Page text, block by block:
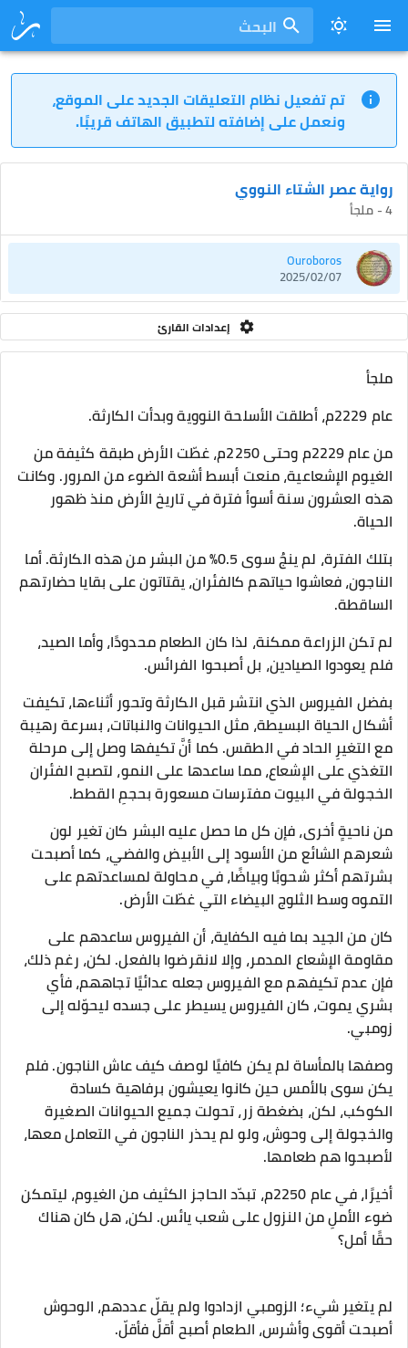
البحث
تم تفعيل نظام التعليقات الجديد على الموقع،
ونعمل على إضافته لتطبيق الهاتف قريبًا.
رواية عصر الشتاء النووي
4 - ملجأ
Ouroboros
2025/02/07
إعدادات القارئ
ملجأ
عام 2229م، أطلقت الأسلحة النووية وبدأت الكارثة.
من عام 2229م وحتى 2250م، غطّت الأرض طبقة كثيفة من
الغيوم الإشعاعية، منعت أبسط أشعة الضوء من المرور. وكانت
هذه العشرون سنة أسوأ فترة في تاريخ الأرض منذ ظهور
الحياة.
بتلك الفترة، لم ينجُ سوى 0.5% من البشر من هذه الكارثة. أما
الناجون، فعاشوا حياتهم كالفئران، يقتاتون على بقايا حضارتهم
الساقطة.
لم تكن الزراعة ممكنة، لذا كان الطعام محدودًا، وأما الصيد،
فلم يعودوا الصيادين، بل أصبحوا الفرائس.
بفضل الفيروس الذي انتشر قبل الكارثة وتحور أثناءها، تكيفت
أشكال الحياة البسيطة، مثل الحيوانات والنباتات، بسرعة رهيبة
مع التغيرِ الحاد في الطقس. كما أنَّ تكيفها وصل إلى مرحلة
التغذي على الإشعاع، مما ساعدها على النمو، لتصبح الفئران
الخجولة في البيوت مفترسات مسعورة بحجمِ القطط.
من ناحيةٍ أخرى، فإن كل ما حصل عليه البشر كان تغير لون
شعرهم الشائع من الأسود إلى الأبيض والفضي، كما أصبحت
بشرتهم أكثر شحوبًا وبياضًا، في محاولة لمساعدتهم على
التموه وسط الثلوج البيضاء التي غطّت الأرض.
كان من الجيد بما فيه الكفاية، أن الفيروس ساعدهم على
مقاومة الإشعاع المدمر، وإلا لانقرضوا بالفعل. لكن، رغم ذلك،
فإن عدم تكيفهم مع الفيروس جعله عدائيًا تجاههم، فأي
بشري يموت، كان الفيروس يسيطر على جسده ليحوّله إلى
زومبي.
وصفها بالمأساة لم يكن كافيًا لوصف كيف عاش الناجون. فلم
يكن سوى بالأمس حين كانوا يعيشون برفاهية كسادة
الكوكب، لكن، بضغطة زر، تحولت جميع الحيوانات الصغيرة
والخجولة إلى وحوش، ولو لم يحذر الناجون في التعامل معها،
لأصبحوا هم طعامها.
أخيرًا، في عام 2250م، تبدّد الحاجز الكثيف من الغيوم، ليتمكن
ضوء الأملِ من النزول على شعب يائس. لكن، هل كان هناك
حقًا أمل؟
لم يتغير شيء؛ الزومبي ازدادوا ولم يقلّ عددهم، الوحوش
أصبحت أقوى وأشرس، الطعام أصبح أقلَّ فأقلّ.